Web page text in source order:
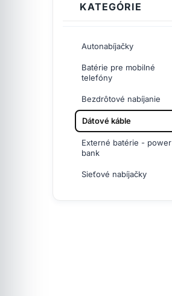
KATEGÓRIE
Autonabíjačky
Batérie pre mobilné
telefóny
Bezdrôtové nabíjanie
Dátové káble
Externé batérie - power
bank
Sieťové nabíjačky